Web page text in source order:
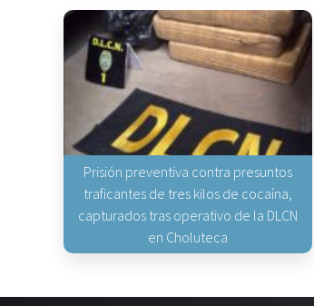
Prisión preventiva contra presuntos
traficantes de tres kilos de cocaína,
capturados tras operativo de la DLCN
en Choluteca